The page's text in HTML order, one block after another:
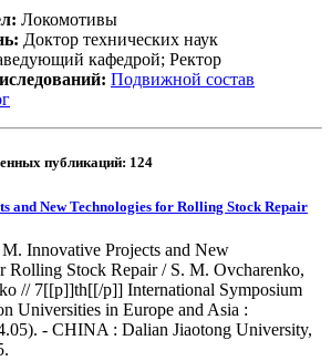
Локомотивы
Доктор технических наук
кафедрой; Ректор
Подвижной состав
публикаций: 124
and New Technologies for Rolling Stock Repair
Innovative Projects and New
Rolling Stock Repair / S. M. Ovcharenko,
// 7[[p]]th[[/p]] International Symposium
Universities in Europe and Asia :
- CHINA : Dalian Jiaotong University,